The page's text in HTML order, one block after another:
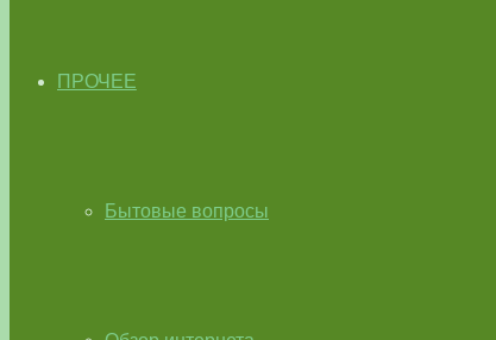
ПРОЧЕЕ
Бытовые вопросы